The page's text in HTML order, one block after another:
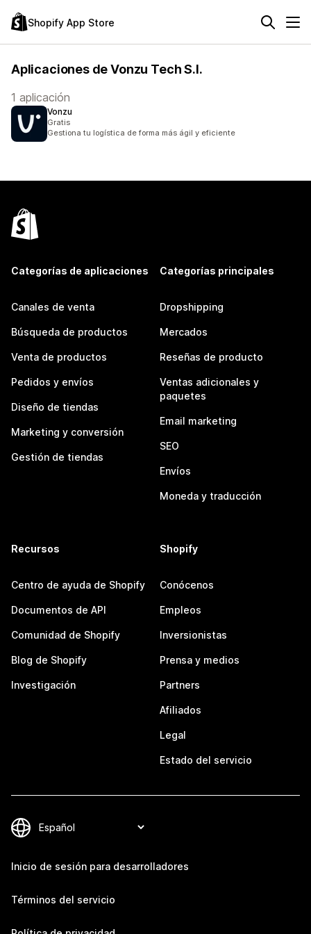
Shopify App Store
Aplicaciones de Vonzu Tech S.l.
1 aplicación
Vonzu
Gratis
Gestiona tu logística de forma más ágil y eficiente
Categorías de aplicaciones
Canales de venta
Búsqueda de productos
Venta de productos
Pedidos y envíos
Diseño de tiendas
Marketing y conversión
Gestión de tiendas
Categorías principales
Dropshipping
Mercados
Reseñas de producto
Ventas adicionales y
paquetes
Email marketing
SEO
Envíos
Moneda y traducción
Recursos
Centro de ayuda de Shopify
Documentos de API
Comunidad de Shopify
Blog de Shopify
Investigación
Shopify
Conócenos
Empleos
Inversionistas
Prensa y medios
Partners
Afiliados
Legal
Estado del servicio
Inicio de sesión para desarrolladores
Términos del servicio